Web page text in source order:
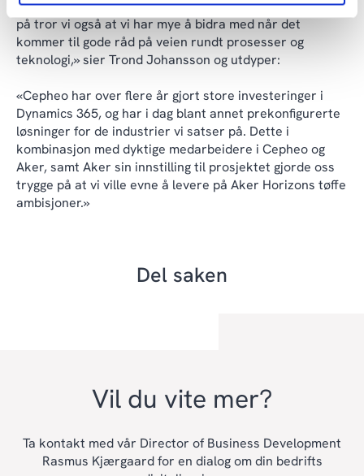
at vi kan få ta del i den reisen Aker Horizons har startet
på tror vi også at vi har mye å bidra med når det
kommer til gode råd på veien rundt prosesser og
teknologi,» sier Trond Johansson og utdyper:
«Cepheo har over flere år gjort store investeringer i
Dynamics 365, og har i dag blant annet prekonfigurerte
løsninger for de industrier vi satser på. Dette i
kombinasjon med dyktige medarbeidere i Cepheo og
Aker, samt Aker sin innstilling til prosjektet gjorde oss
trygge på at vi ville evne å levere på Aker Horizons tøffe
ambisjoner.»
Del saken
Vil du vite mer?
Ta kontakt med vår Director of Business Development
Rasmus Kjærgaard for en dialog om din bedrifts